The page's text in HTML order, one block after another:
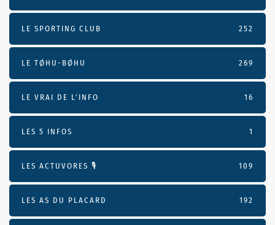
LE SPORTING CLUB 252
LE TØHU-BØHU 269
LE VRAI DE L’INFO 16
LES 5 INFOS 1
LES ACTUVORES 🎙 109
LES AS DU PLACARD 192